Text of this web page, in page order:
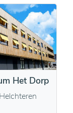
Het Dorp